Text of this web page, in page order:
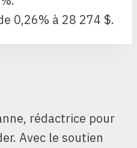
0,26% à 28 274 $.
rédactrice pour
Avec le soutien